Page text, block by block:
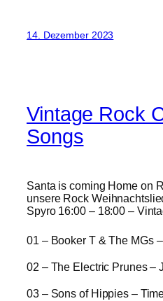
14. Dezember 2023
Vintage Rock
Songs
Santa is coming Home on
unsere Rock
Spyro 16:00 – 18:00 –
01 – Booker T & The MGs
02 – The Electric Prunes –
03 – Sons of Hippies –